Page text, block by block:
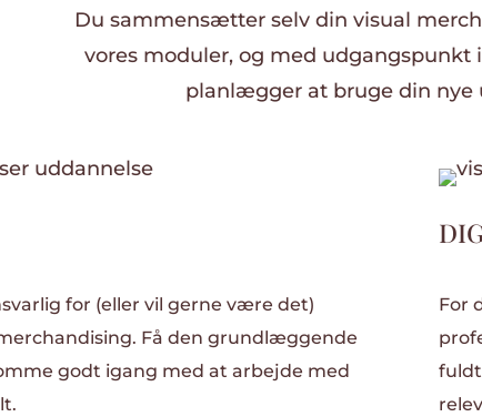
Du sammensætter selv din visual
vores moduler, og med udgangspunkt
planlægger at bruge din nye
for (eller vil gerne være det)
Få den grundlæggende
godt igang med at arbejde med
For